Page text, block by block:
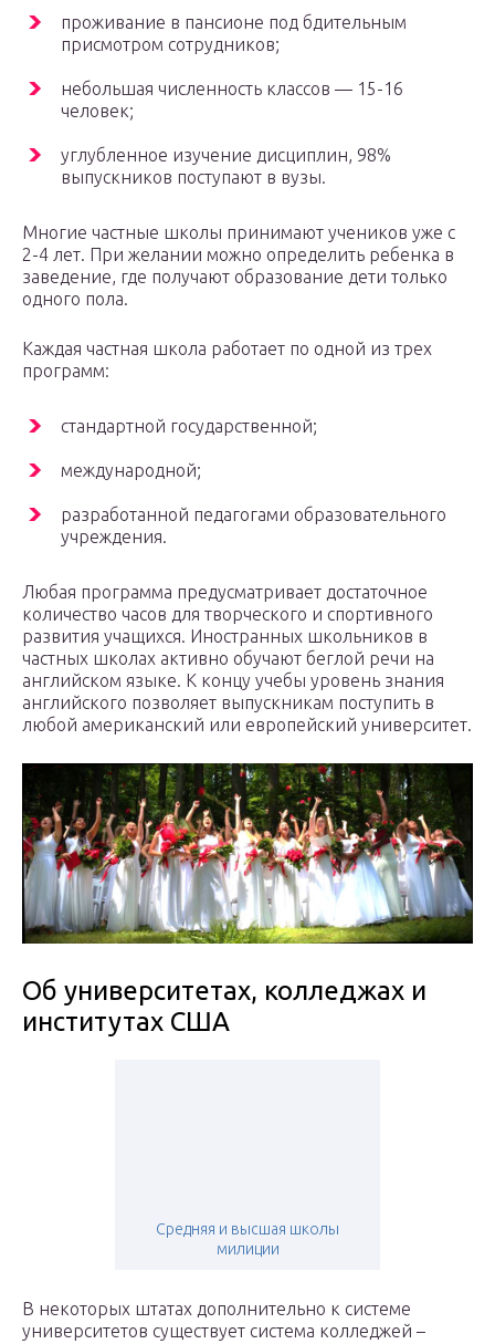
проживание в пансионе под бдительным
присмотром сотрудников;
небольшая численность классов — 15-16
человек;
углубленное изучение дисциплин, 98%
выпускников поступают в вузы.
Многие частные школы принимают учеников уже с
2-4 лет. При желании можно определить ребенка в
заведение, где получают образование дети только
одного пола.
Каждая частная школа работает по одной из трех
программ:
стандартной государственной;
международной;
разработанной педагогами образовательного
учреждения.
Любая программа предусматривает достаточное
количество часов для творческого и спортивного
развития учащихся. Иностранных школьников в
частных школах активно обучают беглой речи на
английском языке. К концу учебы уровень знания
английского позволяет выпускникам поступить в
любой американский или европейский университет.
Об университетах, колледжах и
институтах США
Средняя и высшая школы
милиции
В некоторых штатах дополнительно к системе
университетов существует система колледжей –